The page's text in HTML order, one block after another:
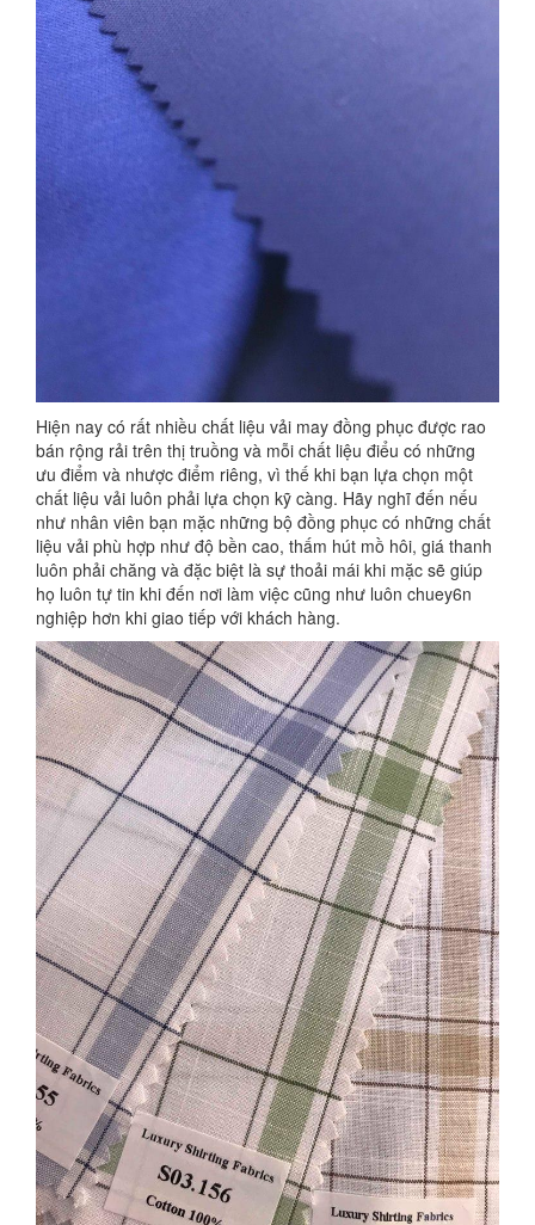
Hiện nay có rất nhiều chất liệu vải may đồng phục được rao
bán rộng rải trên thị truồng và mỗi chất liệu điểu có những
ưu điểm và nhược điểm riêng, vì thế khi bạn lựa chọn một
chất liệu vải luôn phải lựa chọn kỹ càng. Hãy nghĩ đến nếu
như nhân viên bạn mặc những bộ đồng phục có những chất
liệu vải phù hợp như độ bền cao, thấm hút mồ hôi, giá thanh
luôn phải chăng và đặc biệt là sự thoải mái khi mặc sẽ giúp
họ luôn tự tin khi đến nơi làm việc cũng như luôn chuey6n
nghiệp hơn khi giao tiếp với khách hàng.